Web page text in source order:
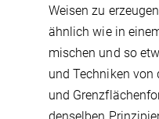
Weisen zu
ähnlich wie in
mischen und so
und Techniken
und
denselben